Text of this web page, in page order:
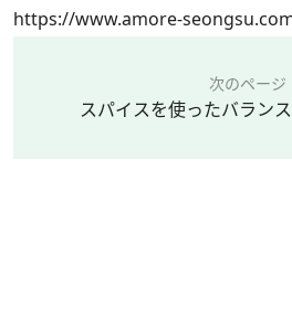
https://www.amore-
次のページ
スパイスを使ったバラン